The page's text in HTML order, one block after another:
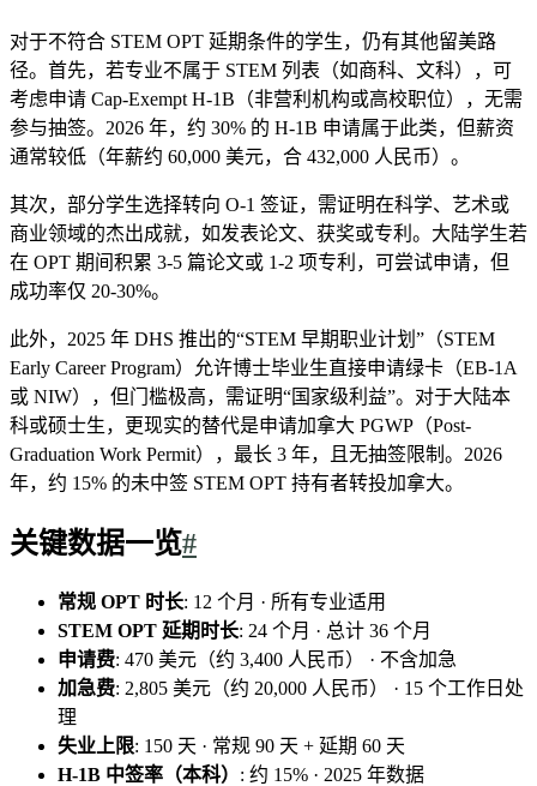
对于不符合 STEM OPT 延期条件的学生，仍有其他留美路
径。首先，若专业不属于 STEM 列表（如商科、文科），可
考虑申请 Cap-Exempt H-1B（非营利机构或高校职位），无需
参与抽签。2026 年，约 30% 的 H-1B 申请属于此类，但薪资
通常较低（年薪约 60,000 美元，合 432,000 人民币）。
其次，部分学生选择转向 O-1 签证，需证明在科学、艺术或
商业领域的杰出成就，如发表论文、获奖或专利。大陆学生若
在 OPT 期间积累 3-5 篇论文或 1-2 项专利，可尝试申请，但
成功率仅 20-30%。
此外，2025 年 DHS 推出的“STEM 早期职业计划”（STEM
Early Career Program）允许博士毕业生直接申请绿卡（EB-1A
或 NIW），但门槛极高，需证明“国家级利益”。对于大陆本
科或硕士生，更现实的替代是申请加拿大 PGWP（Post-
Graduation Work Permit），最长 3 年，且无抽签限制。2026
年，约 15% 的未中签 STEM OPT 持有者转投加拿大。
关键数据一览#
常规 OPT 时长: 12 个月 · 所有专业适用
STEM OPT 延期时长: 24 个月 · 总计 36 个月
申请费: 470 美元（约 3,400 人民币） · 不含加急
加急费: 2,805 美元（约 20,000 人民币） · 15 个工作日处
理
失业上限: 150 天 · 常规 90 天 + 延期 60 天
H-1B 中签率（本科） : 约 15% · 2025 年数据